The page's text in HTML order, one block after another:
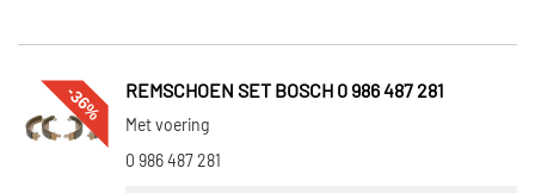
-36% REMSCHOEN SET BOSCH 0 986 487 281
Met voering
0 986 487 281